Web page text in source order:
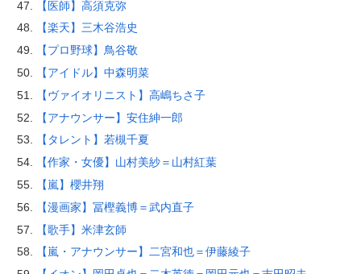
【医師】高須克弥
【楽天】三木谷浩史
【プロ野球】鳥谷敬
【アイドル】中森明菜
【ヴァイオリニスト】高嶋ちさ子
【アナウンサー】安住紳一郎
【タレント】若槻千夏
【作家・女優】山村美紗＝山村紅葉
【嵐】櫻井翔
【漫画家】冨樫義博＝武内直子
【歌手】米津玄師
【嵐・アナウンサー】二宮和也＝伊藤綾子